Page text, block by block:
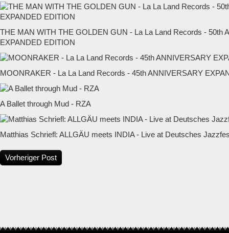
THE MAN WITH THE GOLDEN GUN - La La Land Records - 50th
EXPANDED EDITION
MOONRAKER - La La Land Records - 45th ANNIVERSARY
A Ballet through Mud - RZA
Matthias Schriefl: ALLGÄU meets INDIA - Live at Deutsches
Vorheriger Post